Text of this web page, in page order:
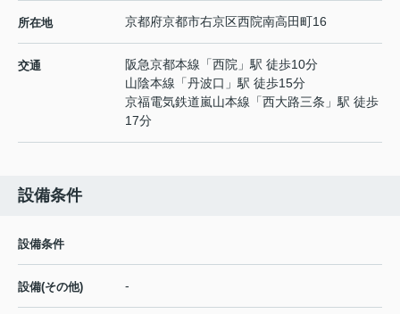
所在地 京都府京都市右京区西院南高田町16
交通 阪急京都本線 「西院 」駅 徒歩10分
山陰本線 「丹波口 」駅 徒歩15分
京福電気鉄道嵐山本線 「西大路三条 」駅 徒歩
17分
設備条件
設備条件
設備(その他) -